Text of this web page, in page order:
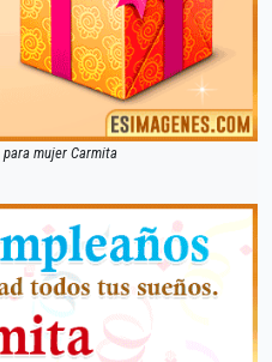
mujer Carmita